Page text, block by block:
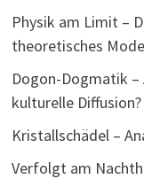
Physik am Limit –
theoretisches
Dogon-Dogmatik
kulturelle Diffusion?
Kristallschädel –
Verfolgt am